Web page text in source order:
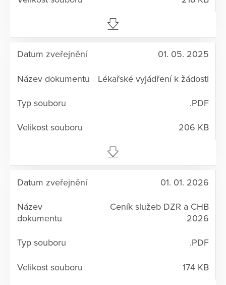
01. 05. 2025
Lékařské vyjádření k žádosti
.PDF
206 KB
01. 01. 2026
Ceník služeb DZR a CHB
2026
.PDF
174 KB